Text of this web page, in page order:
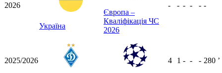
2026
Україна
Європа –
Кваліфікація ЧС
2026
- - - - - -
2025/2026 4 1 - - - 280 ʼ